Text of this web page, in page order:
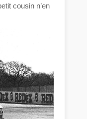
cousin n’en